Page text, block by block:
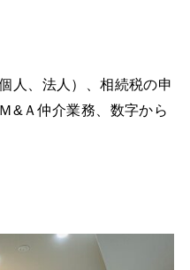
人、法人）、相続税の申
&Ａ仲介業務、数字から